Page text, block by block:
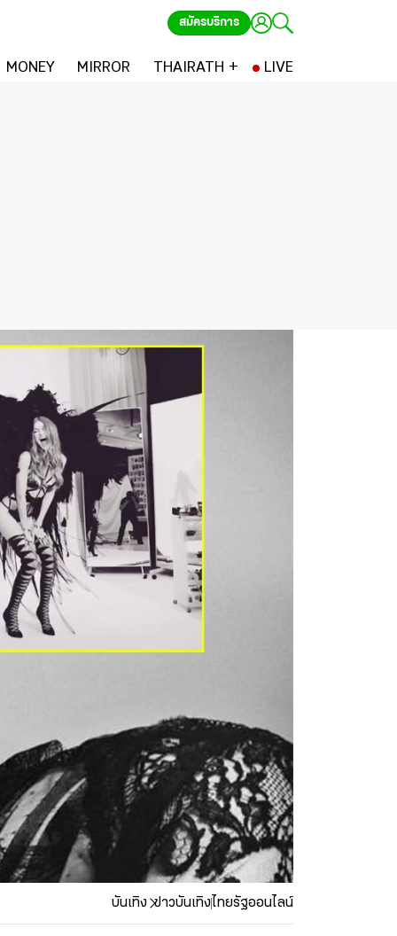
สมัครบริการ
MONEY MIRROR THAIRATH + LIVE
บันเทิง ข่าวบันเทิงไทยรัฐออนไลน์